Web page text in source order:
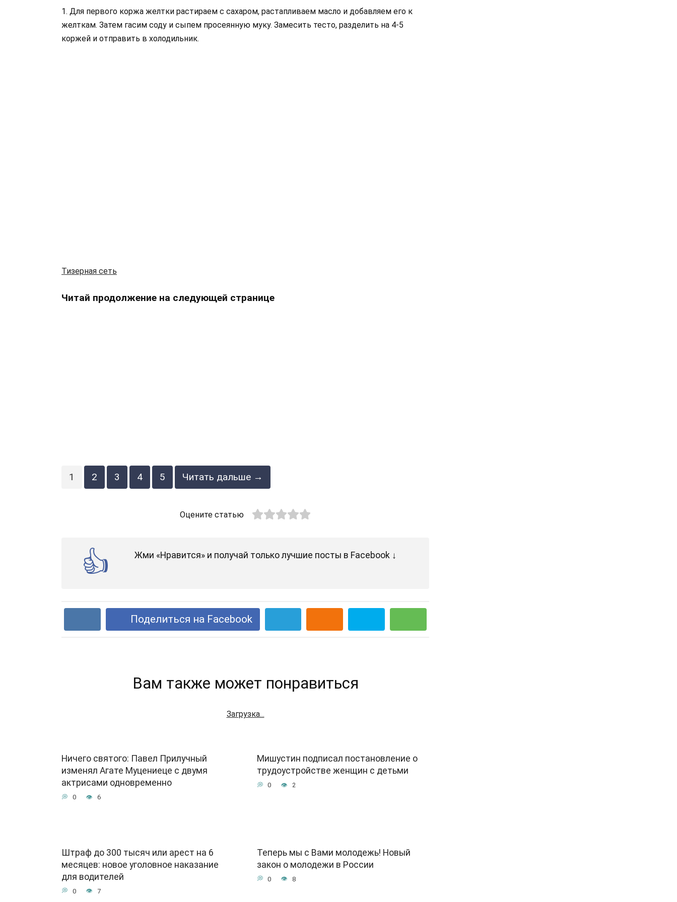
1. Для первого коржа желтки растираем с сахаром, растапливаем масло и добавляем его к
желткам. Затем гасим соду и сыпем просеянную муку. Замесить тесто, разделить на 4-5
коржей и отправить в холодильник.
Тизерная сеть
Читай продолжение на следующей странице
1 2 3 4 5 Читать дальше →
Оцените статью
Жми «Нравится» и получай только лучшие посты в Facebook ↓
Поделиться на Facebook
Вам также может понравиться
Загрузка...
Ничего святого: Павел Прилучный
изменял Агате Муцениеце с двумя
актрисами одновременно
0 6
Мишустин подписал постановление о
трудоустройстве женщин с детьми
0 2
Штраф до 300 тысяч или арест на 6
месяцев: новое уголовное наказание
для водителей
0 7
Теперь мы с Вами молодежь! Новый
закон о молодежи в России
0 8